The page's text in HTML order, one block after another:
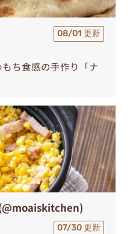
08/01 更新
ち食感の手作り「ナ
07/30 更新